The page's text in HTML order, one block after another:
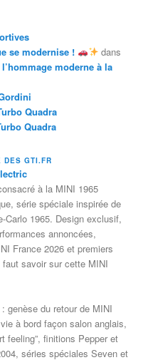
se modernise !
dans
moderne à la
Quadra
Quadra
DES GTI.FR
à la MINI 1965
série spéciale inspirée de
Carlo 1965. Design exclusif,
annoncées,
France 2026 et premiers
savoir sur cette MINI
genèse du retour de MINI
à bord façon salon anglais,
feeling”, finitions Pepper et
séries spéciales Seven et